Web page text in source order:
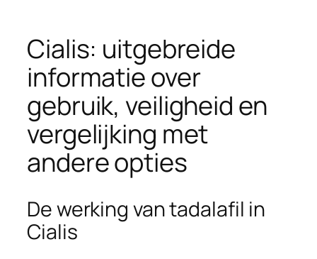
Cialis: uitgebreide
informatie over
gebruik, veiligheid en
vergelijking met
andere opties
De werking van tadalafil in
Cialis